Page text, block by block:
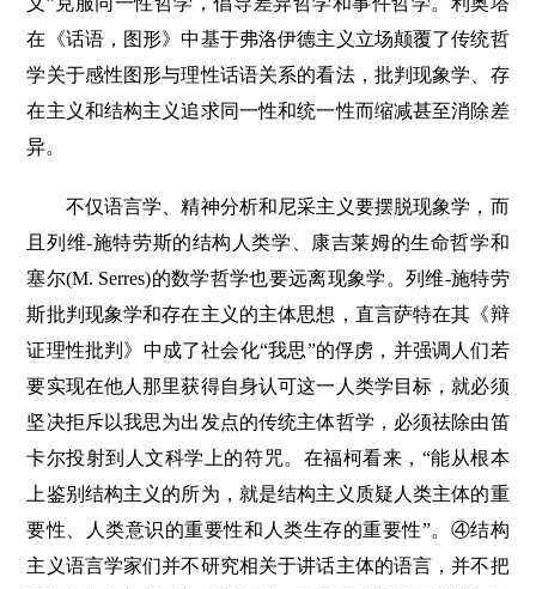
在《话语，图形》中基于弗洛伊德主义立场颠覆了传统哲
学关于感性图形与理性话语关系的看法，批判现象学、存
在主义和结构主义追求同一性和统一性而缩减甚至消除差
异。
不仅语言学、精神分析和尼采主义要摆脱现象学，而
且列维-施特劳斯的结构人类学、康吉莱姆的生命哲学和
塞尔(M. Serres)的数学哲学也要远离现象学。列维-施特劳
斯批判现象学和存在主义的主体思想，直言萨特在其《辩
证理性批判》中成了社会化“我思”的俘虏，并强调人们若
要实现在他人那里获得自身认可这一人类学目标，就必须
坚决拒斥以我思为出发点的传统主体哲学，必须祛除由笛
卡尔投射到人文科学上的符咒。在福柯看来，“能从根本
上鉴别结构主义的所为，就是结构主义质疑人类主体的重
要性、人类意识的重要性和人类生存的重要性”。④结构
主义语言学家们并不研究相关于讲话主体的语言，并不把